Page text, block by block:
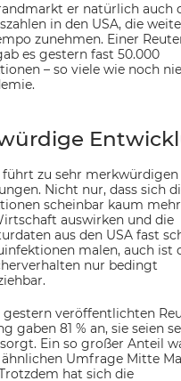
er natürlich auch
in den USA, die
zunehmen. Einer
es gestern fast 50.000
– so viele wie noch
führt zu sehr merkwürdigen
Nicht nur, dass sich
scheinbar kaum
auswirken und die
aus den USA fast
malen, auch ist
nur bedingt
gestern veröffentlichten
gaben 81 % an, sie seien
Ein so großer Anteil
ähnlichen Umfrage Mitte
hat sich die